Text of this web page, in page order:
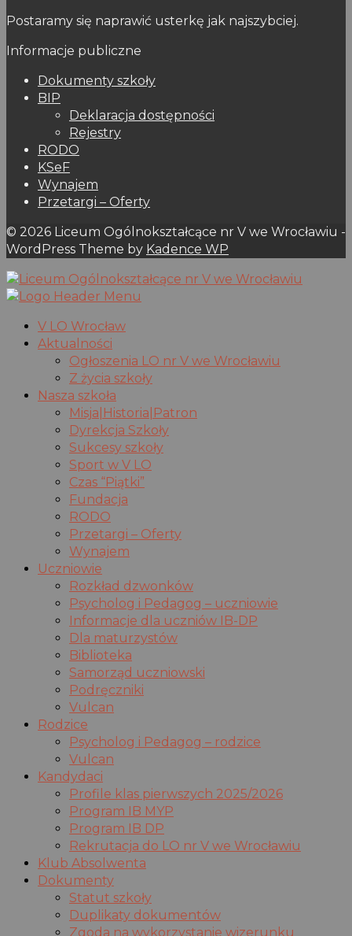
Postaramy się naprawić usterkę jak najszybciej.
Informacje publiczne
Dokumenty szkoły
BIP
Deklaracja dostępności
Rejestry
RODO
KSeF
Wynajem
Przetargi – Oferty
© 2026 Liceum Ogólnokształcące nr V we Wrocławiu -
WordPress Theme by Kadence WP
V LO Wrocław
Aktualności
Ogłoszenia LO nr V we Wrocławiu
Z życia szkoły
Nasza szkoła
Misja|Historia|Patron
Dyrekcja Szkoły
Sukcesy szkoły
Sport w V LO
Czas “Piątki”
Fundacja
RODO
Przetargi – Oferty
Wynajem
Uczniowie
Rozkład dzwonków
Psycholog i Pedagog – uczniowie
Informacje dla uczniów IB-DP
Dla maturzystów
Biblioteka
Samorząd uczniowski
Podręczniki
Vulcan
Rodzice
Psycholog i Pedagog – rodzice
Vulcan
Kandydaci
Profile klas pierwszych 2025/2026
Program IB MYP
Program IB DP
Rekrutacja do LO nr V we Wrocławiu
Klub Absolwenta
Dokumenty
Statut szkoły
Duplikaty dokumentów
Zgoda na wykorzystanie wizerunku